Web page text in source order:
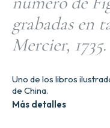
grabadas en
Mercier, 1735.
Uno de los libros
de China.
Más detalles